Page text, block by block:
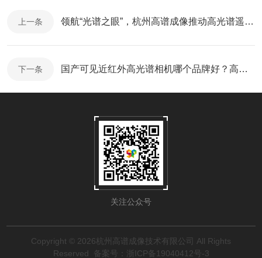
上一条 领航“光谱之眼”，杭州高谱成像推动高光谱遥感跨入智感时代
下一条 国产可见近红外高光谱相机哪个品牌好？高性价比之选：从核心技术看产品性能与使用成本
关注公众号
Copyright © 2026杭州高谱成像技术有限公司 All Rights
Reserved
备案号：浙ICP备19040412号-3